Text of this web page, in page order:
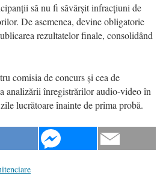
să nu fi săvârșit infracțiuni de
De asemenea, devine obligatorie
rezultatelor finale, consolidând
comisia de concurs și cea de
analizării înregistrărilor audio-video în
lucrătoare înainte de prima probă.